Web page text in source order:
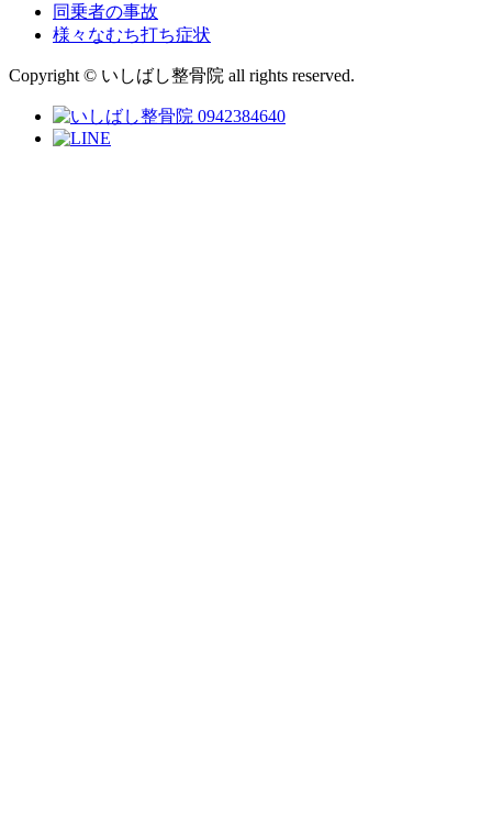
同乗者の事故
様々なむち打ち症状
Copyright © いしばし整骨院 all rights reserved.